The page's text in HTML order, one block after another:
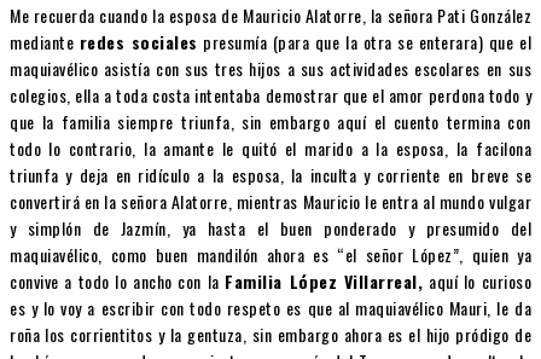
Me recuerda cuando la esposa de Mauricio Alatorre, la señora Pati González
mediante redes sociales presumía (para que la otra se enterara) que el
maquiavélico asistía con sus tres hijos a sus actividades escolares en sus
colegios, ella a toda costa intentaba demostrar que el amor perdona todo y
que la familia siempre triunfa, sin embargo aquí el cuento termina con
todo lo contrario, la amante le quitó el marido a la esposa, la facilona
triunfa y deja en ridículo a la esposa, la inculta y corriente en breve se
convertirá en la señora Alatorre, mientras Mauricio le entra al mundo vulgar
y simplón de Jazmín, ya hasta el buen ponderado y presumido del
maquiavélico, como buen mandilón ahora es “el señor López”, quien ya
convive a todo lo ancho con la Familia López Villarreal, aquí lo curioso
es y lo voy a escribir con todo respeto es que al maquiavélico Mauri, le da
roña los corrientitos y la gentuza, sin embargo ahora es el hijo pródigo de